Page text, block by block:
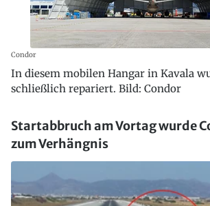
Condor
In diesem mobilen Hangar in Kavala
schließlich repariert. Bild: Condor
Startabbruch am Vortag wurde
zum Verhängnis